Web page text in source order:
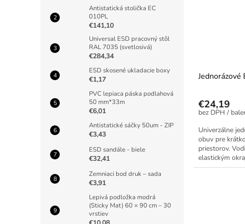
Antistatická stolička EC
010PL
€141,10
Universal ESD pracovný stôl
RAL 7035 (svetlosivá)
€284,34
ESD skosené ukladacie boxy
€1,17
PVC lepiaca páska podlahová
50 mm*33m
€6,01
Antistatické sáčky 50um - ZIP
€3,43
ESD sandále - biele
€32,41
Zemniaci bod druk – sada
€3,91
Lepivá podložka modrá
(Sticky Mat) 60 × 90 cm – 30
vrstiev
Jednorázové
€24,19
/
Univerzálne
obuv pre
priestorov.
elastickým